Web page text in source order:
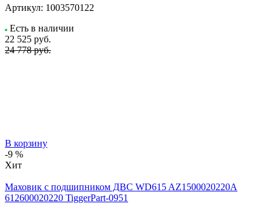
Артикул: 1003570122
Есть в наличии
22 525 руб.
24 778 руб.
В корзину
-9 %
Хит
Маховик с подшипником ДВС WD615 AZ1500020220A
612600020220 TiggerPart-0951